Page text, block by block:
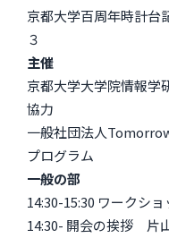
京都大学百周年時計
３
主催
京都大学大学院情報学
協力
一般社団法人
プログラム
一般の部
14:30-15:30 ワークショ
14:30- 開会の挨拶 片